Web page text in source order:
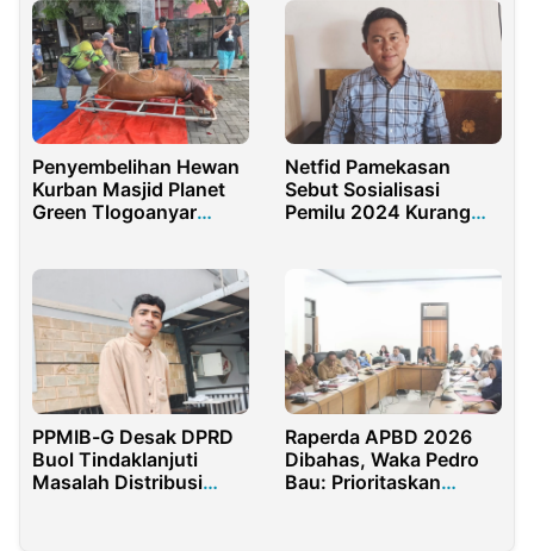
Penyembelihan Hewan
Kurban Masjid Planet
Green Tlogoanyar
Netfid Pamekasan
Sebut Sosialisasi
Pemilu 2024 Kurang
PPMIB-G Desak DPRD
Buol Tindaklanjuti
Masalah Distribusi
Raperda APBD 2026
Dibahas, Waka Pedro
Bau: Prioritaskan